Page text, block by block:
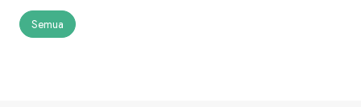
Semua